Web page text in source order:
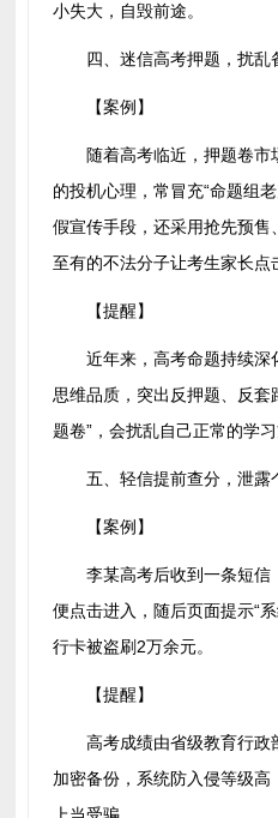
小失大，自毁前途。
四、迷信高考押题，扰乱
【案例】
随着高考临近，押题卷市场
的投机心理，常冒充“命题组
假宣传手段，还采用抢先预
至有的不法分子让考生家长点
【提醒】
近年来，高考命题持续深化
思维品质，突出反押题、反套
题卷”，会扰乱自己正常的学
五、轻信提前查分，泄露
【案例】
李某高考后收到一条短信：
便点击进入，随后页面提示“
行卡被盗刷2万余元。
【提醒】
高考成绩由省级教育行政部
加密备份，系统防入侵等级高